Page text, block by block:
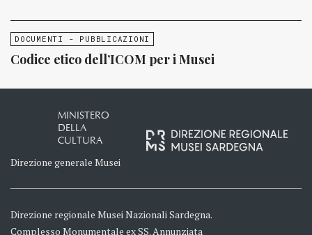
DOCUMENTI - PUBBLICAZIONI
Codice etico dell’ICOM per i Musei
MINISTERO
DELLA
CULTURA
Direzione generale Musei
Direzione regionale Musei Nazionali Sardegna.
Complesso Monumentale ex SS. Annunziata